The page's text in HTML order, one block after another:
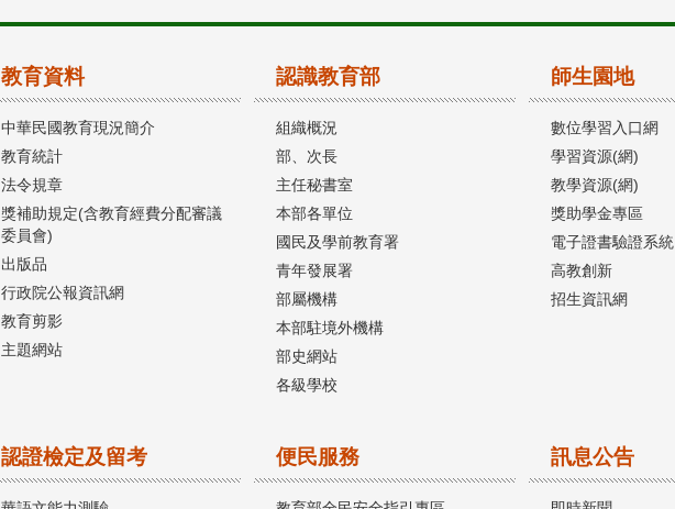
教育資料
中華民國教育現況簡介
教育統計
法令規章
獎補助規定(含教育經費分配審議
委員會)
出版品
行政院公報資訊網
教育剪影
主題網站
認識教育部
組織概況
部、次長
主任秘書室
本部各單位
國民及學前教育署
青年發展署
部屬機構
本部駐境外機構
部史網站
各級學校
師生園地
數位學習入口網
學習資源(網)
教學資源(網)
獎助學金專區
電子證書驗證系統
高教創新
招生資訊網
認證檢定及留考 便民服務 訊息公告